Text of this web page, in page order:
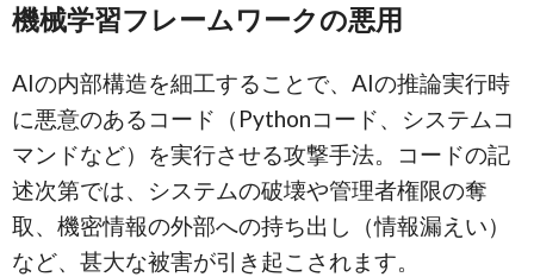
機械学習フレームワークの悪用
AIの内部構造を細工することで、AIの推論実行時
に悪意のあるコード（Pythonコード、システムコ
マンドなど）を実行させる攻撃手法。コードの記
述次第では、システムの破壊や管理者権限の奪
取、機密情報の外部への持ち出し（情報漏えい）
など、甚大な被害が引き起こされます。